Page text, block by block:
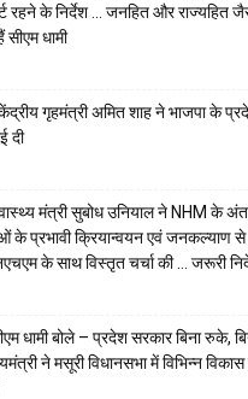
रहने के निर्देश … जनहित और राज्यहित
धामी
गृहमंत्री अमित शाह ने भाजपा के
दी
मंत्री सुबोध उनियाल ने NHM के
के प्रभावी क्रियान्वयन एवं जनकल्याण
के साथ विस्तृत चर्चा की … जरूरी
धामी बोले – प्रदेश सरकार बिना रुके,
ने मसूरी विधानसभा में विभिन्न